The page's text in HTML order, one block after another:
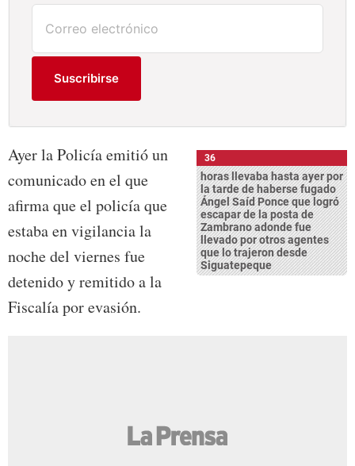
Suscribirse
36
horas llevaba hasta ayer por
la tarde de haberse fugado
Ángel Saíd Ponce que logró
escapar de la posta de
Zambrano adonde fue
llevado por otros agentes
que lo trajeron desde
Siguatepeque
Ayer la Policía emitió un
comunicado en el que
afirma que el policía que
estaba en vigilancia la
noche del viernes fue
detenido y remitido a la
Fiscalía por evasión.